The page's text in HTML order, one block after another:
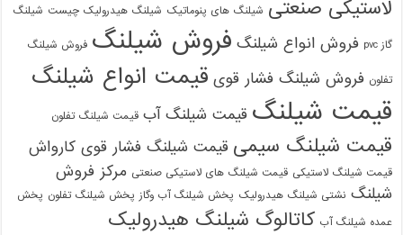
لاستیکی صنعتی شیلنگ های پنوماتیک شیلنگ هیدرولیک چیست شیلنگ
گاز pvc فروش انواع شیلنگ فروش شیلنگ فروش شیلنگ
تفلون فروش شیلنگ فشار قوی قیمت انواع شیلنگ
قیمت شیلنگ قیمت شیلنگ آب قیمت شیلنگ تفلون
قیمت شیلنگ سیمی قیمت شیلنگ فشار قوی کارواش
قیمت شیلنگ لاستیکی قیمت شیلنگ های لاستیکی صنعتی مرکز فروش
شیلنگ نشتی شیلنگ هیدرولیک پخش شیلنگ آب وگاز پخش شیلنگ تفلون پخش
عمده شیلنگ آب کاتالوگ شیلنگ هیدرولیک